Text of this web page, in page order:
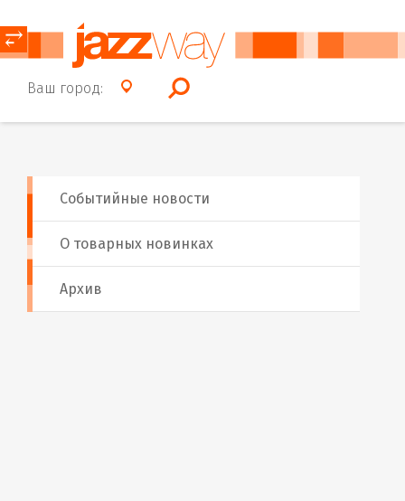
Ваш город:
⥂
Событийные новости
О товарных новинках
Архив